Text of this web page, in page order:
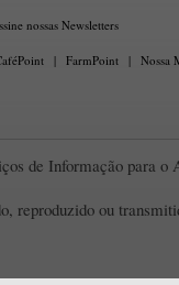
nossas Newsletters
| FarmPoint | Nossa
de Informação para o
reproduzido ou